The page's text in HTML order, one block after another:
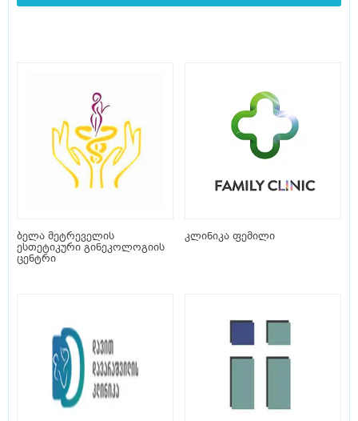
ბელა მეტრეველის
ესთეტიკური გინეკოლოგიის
ცენტრი
კლინიკა ფემილი